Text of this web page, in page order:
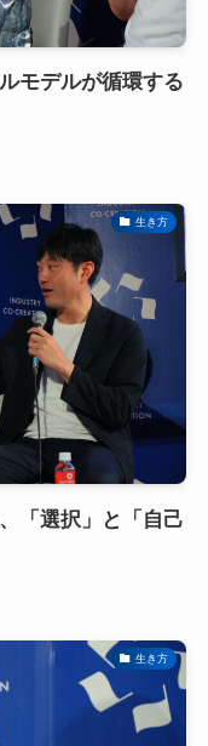
モデルが循環する
生き方
「選択」と「自己
生き方